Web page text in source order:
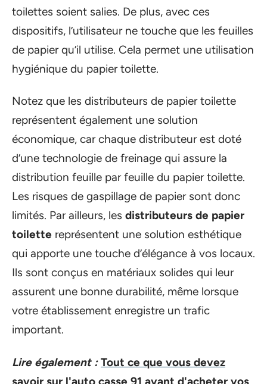
toilettes soient salies. De plus, avec ces
dispositifs, l’utilisateur ne touche que les feuilles
de papier qu’il utilise. Cela permet une utilisation
hygiénique du papier toilette.
Notez que les distributeurs de papier toilette
représentent également une solution
économique, car chaque distributeur est doté
d’une technologie de freinage qui assure la
distribution feuille par feuille du papier toilette.
Les risques de gaspillage de papier sont donc
limités. Par ailleurs, les distributeurs de papier
toilette représentent une solution esthétique
qui apporte une touche d’élégance à vos locaux.
Ils sont conçus en matériaux solides qui leur
assurent une bonne durabilité, même lorsque
votre établissement enregistre un trafic
important.
Lire également : Tout ce que vous devez
savoir sur l'auto casse 91 avant d'acheter vos